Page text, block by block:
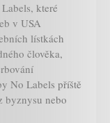
které
v USA
lístkách
člověka,
No Labels příště
byznysu nebo